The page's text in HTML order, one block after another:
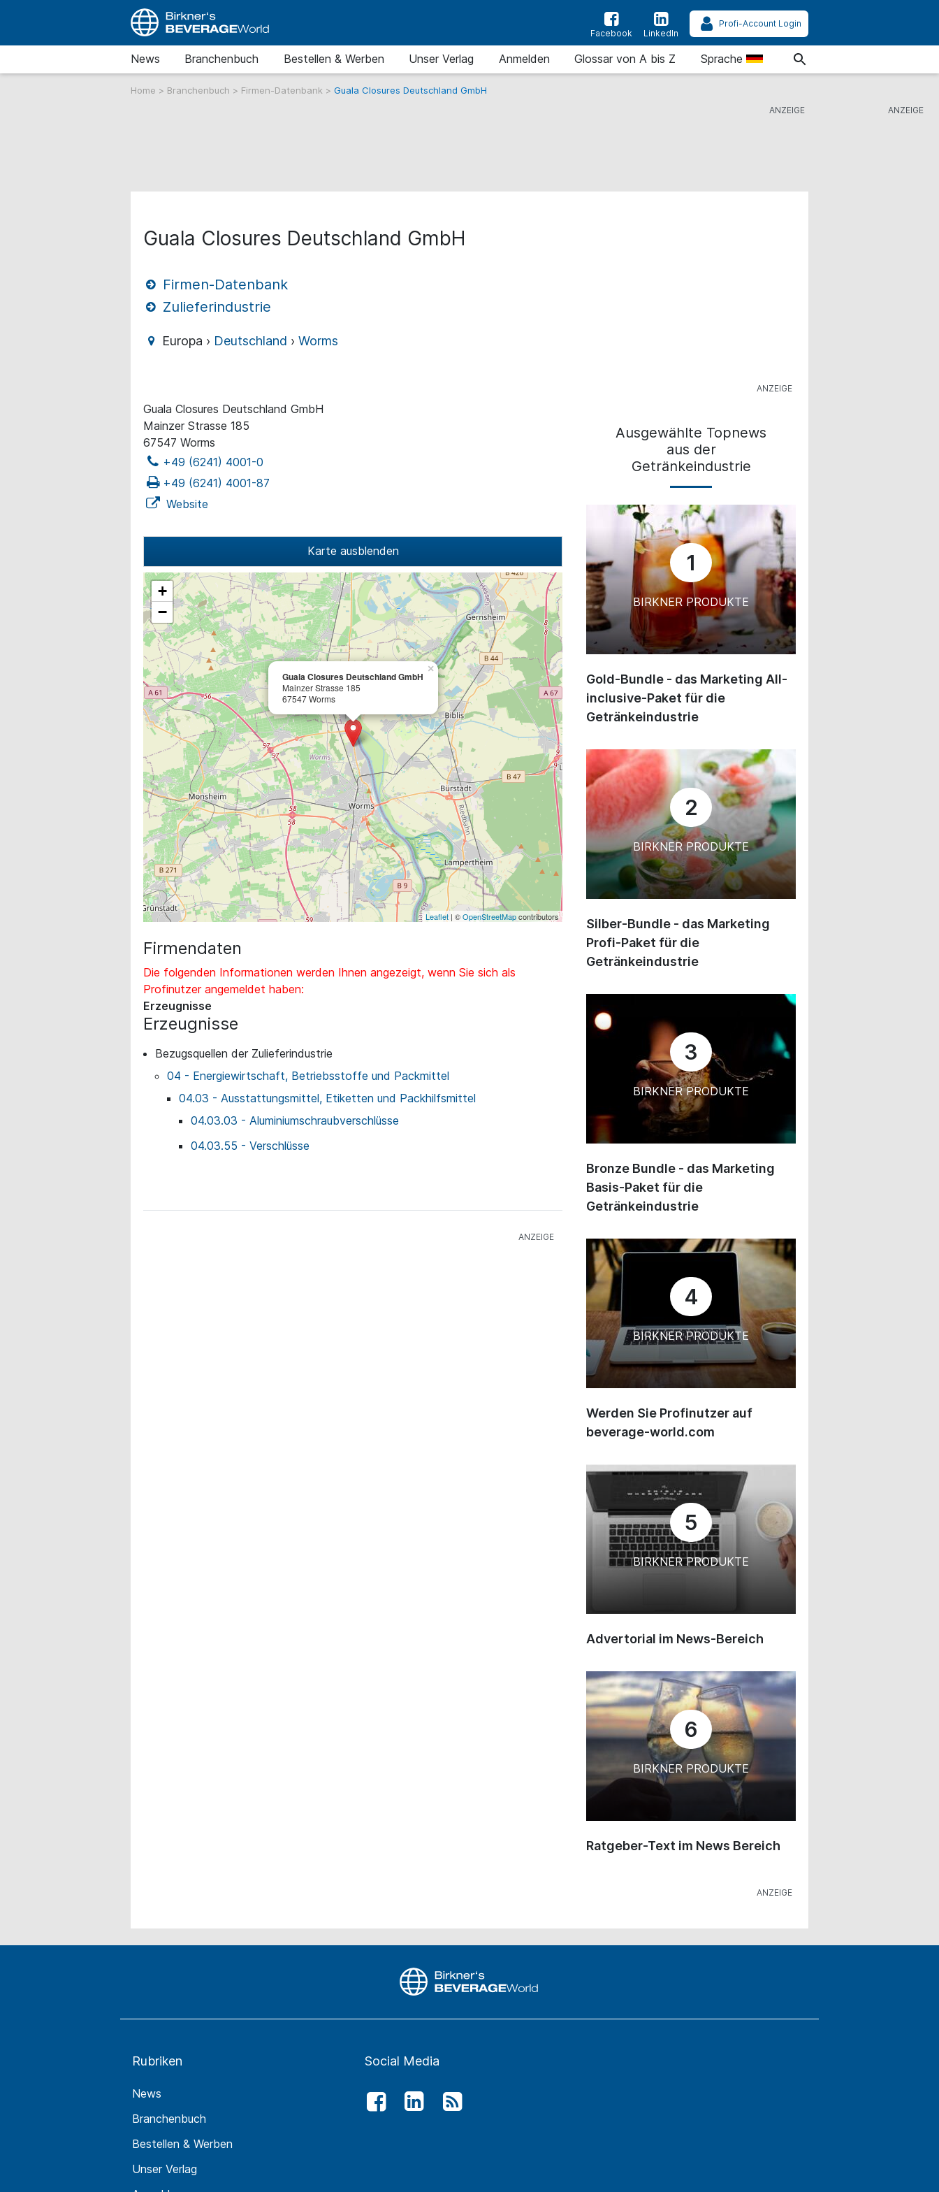
Facebook LinkedIn
Profi-Account Login
News Branchenbuch Bestellen & Werben Unser Verlag Anmelden Glossar von A bis Z Sprache
Home > Branchenbuch > Firmen-Datenbank > Guala Closures Deutschland GmbH
Guala Closures Deutschland GmbH
Firmen-Datenbank
Zulieferindustrie
Europa › Deutschland ›Worms
Guala Closures Deutschland GmbH
Mainzer Strasse 185
67547 Worms
+49 (6241) 4001-0
+49 (6241) 4001-87
Website
Karte ausblenden
Guala Closures Deutschland GmbH
Mainzer Strasse 185
67547 Worms
×
+
−
Leaflet | ©OpenStreetMapcontributors
Firmendaten
Die folgenden Informationen werden Ihnen angezeigt, wenn Sie sich als
Profinutzer angemeldet haben:
Erzeugnisse
Erzeugnisse
Bezugsquellen der Zulieferindustrie
04 - Energiewirtschaft, Betriebsstoffe und Packmittel
04.03 - Ausstattungsmittel, Etiketten und Packhilfsmittel
04.03.03 - Aluminiumschraubverschlüsse
04.03.55 - Verschlüsse
Ausgewählte Topnews
aus der
Getränkeindustrie
1
BIRKNER PRODUKTE
Gold-Bundle - das Marketing All-
inclusive-Paket für die
Getränkeindustrie
2
BIRKNER PRODUKTE
Silber-Bundle - das Marketing
Profi-Paket für die
Getränkeindustrie
3
BIRKNER PRODUKTE
Bronze Bundle - das Marketing
Basis-Paket für die
Getränkeindustrie
4
BIRKNER PRODUKTE
Werden Sie Profinutzer auf
beverage-world.com
5
BIRKNER PRODUKTE
Advertorial im News-Bereich
6
BIRKNER PRODUKTE
Ratgeber-Text im News Bereich
Rubriken
News
Branchenbuch
Bestellen & Werben
Unser Verlag
Social Media